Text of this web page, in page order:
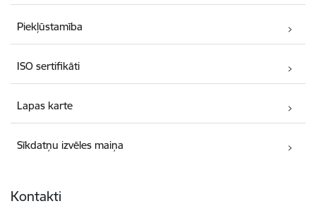
Piekļūstamība
ISO sertifikāti
Lapas karte
Sīkdatņu izvēles maiņa
Kontakti